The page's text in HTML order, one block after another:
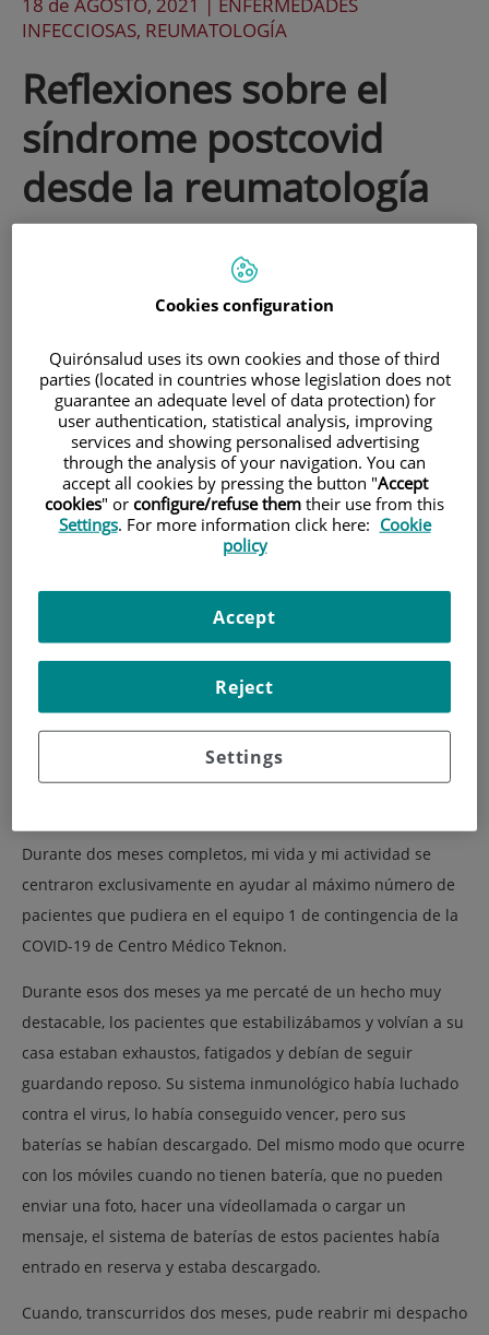
INFECCIOSAS, REUMATOLOGÍA
Reflexiones sobre el
síndrome postcovid
desde la reumatología
Hace un más de un año tenía que cerrar
mi consulta externa de Reumatología
Hospital. Ante una crisis sanitaria sin
precedentes, en mi vida de médico tenía
el deber profesional de ayudar todo lo
posible ante el colapso del sistema y el
sufrimiento de las personas.
Durante dos meses completos, mi vida y mi actividad se
centraron exclusivamente en ayudar al máximo número de
pacientes que pudiera en el equipo 1 de contingencia de la
COVID-19 de Centro Médico Teknon.
Durante esos dos meses ya me percaté de un hecho muy
destacable, los pacientes que estabilizábamos y volvían a su
casa estaban exhaustos, fatigados y debían de seguir
guardando reposo. Su sistema inmunológico había luchado
contra el virus, lo había conseguido vencer, pero sus
baterías se habían descargado. Del mismo modo que ocurre
con los móviles cuando no tienen batería, que no pueden
enviar una foto, hacer una vídeollamada o cargar un
mensaje, el sistema de baterías de estos pacientes había
entrado en reserva y estaba descargado.
Cuando, transcurridos dos meses, pude reabrir mi despacho
Cookies configuration
Quirónsalud uses its own cookies and those of third
parties (located in countries whose legislation does not
guarantee an adequate level of data protection) for
user authentication, statistical analysis, improving
services and showing personalised advertising
through the analysis of your navigation. You can
accept all cookies by pressing the button "Accept
cookies" or configure/refuse them their use from this
Settings. For more information click here: Cookie
policy
Settings
Reject
Accept